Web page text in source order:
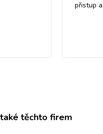
přistup
těchto firem